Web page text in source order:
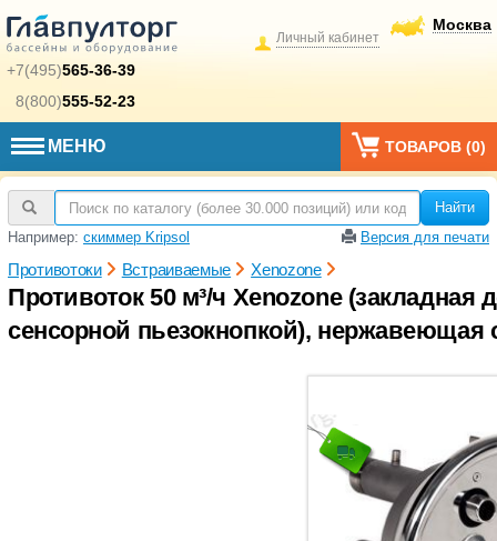
+7(495)565-36-39
8(800)555-52-23
Москва
Личный кабинет
МЕНЮ ТОВАРОВ (0)
Найти
Например: скиммер Kripsol Версия для печати
Противотоки Встраиваемые Xenozone
Противоток 50 м³/ч Xenozone
сенсорной пьезокнопкой), нержавеющая